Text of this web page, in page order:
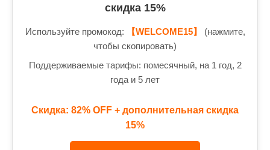
скидка 15%
Используйте промокод: 【WELCOME15】
(нажмите,
чтобы скопировать)
Поддерживаемые тарифы: помесячный, на 1 год, 2
года и 5 лет
Скидка: 82% OFF + дополнительная скидка
15%